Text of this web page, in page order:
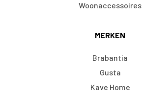
Woonaccessoires
MERKEN
Brabantia
Gusta
Kave Home